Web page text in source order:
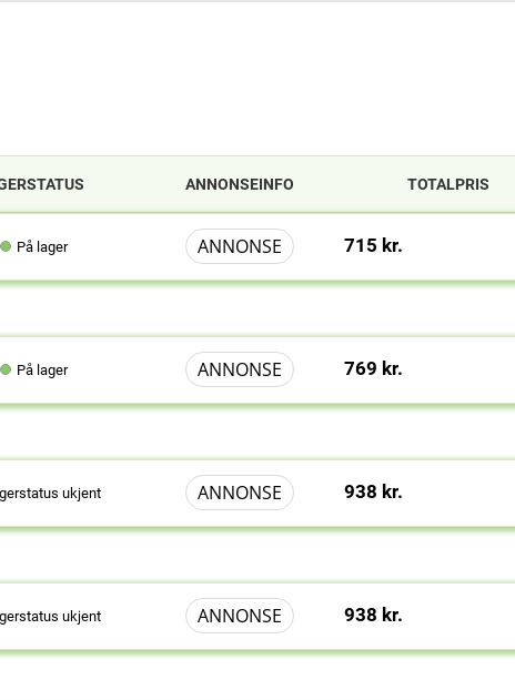
ANNONSEINFO TOTALPRIS
På lager ANNONSE 715 kr.
På lager ANNONSE 769 kr.
ukjent ANNONSE 938 kr.
ukjent ANNONSE 938 kr.